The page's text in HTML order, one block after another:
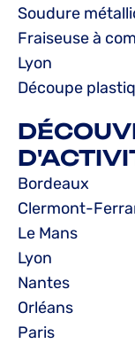
Soudure
Fraiseuse à
Lyon
Découpe
Bordeaux
Clermont-
Le Mans
Lyon
Nantes
Orléans
Paris